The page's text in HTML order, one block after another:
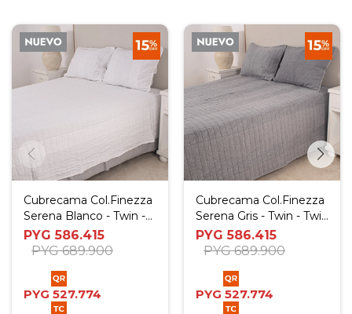
Cubrecama Col.Finezza
Serena Blanco - Twin -
Twin Plus
PYG 586.415
PYG 689.900
PYG 527.774
Cubrecama Col.Finezza
Serena Gris - Twin - Twin
Plus
PYG 586.415
PYG 689.900
PYG 527.774